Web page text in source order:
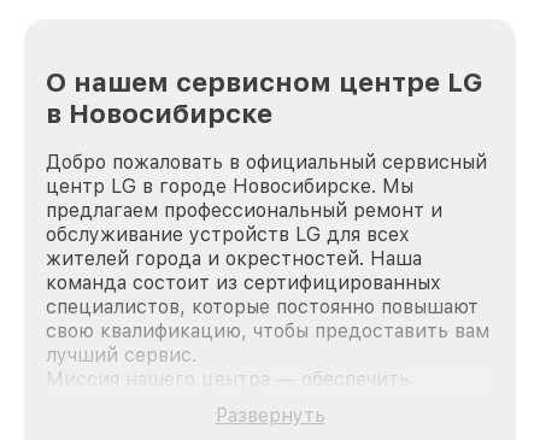
О нашем сервисном центре LG
в Новосибирске
Добро пожаловать в официальный сервисный
центр LG в городе Новосибирске. Мы
предлагаем профессиональный ремонт и
обслуживание устройств LG для всех
жителей города и окрестностей. Наша
команда состоит из сертифицированных
специалистов, которые постоянно повышают
свою квалификацию, чтобы предоставить вам
лучший сервис.
Миссия нашего центра — обеспечить
качественный и доступный ремонт для
каждого пользователя продукции LG, вне
Развернуть